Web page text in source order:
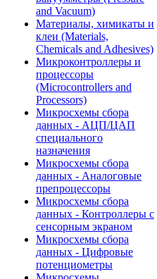
and Vacuum)
Материалы, химикаты и
клеи (Materials,
Chemicals and Adhesives)
Микроконтроллеры и
процессоры
(Microcontrollers and
Processors)
Микросхемы сбора
данных - АЦП/ЦАП
специального
назначения
Микросхемы сбора
данных - Аналоговые
препроцессоры
Микросхемы сбора
данных - Контроллеры с
сенсорным экраном
Микросхемы сбора
данных - Цифровые
потенциометры